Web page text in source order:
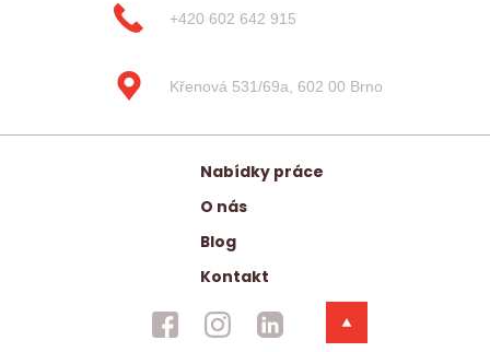
+420 602 642 915
Křenová 531/69a, 602 00 Brno
Nabídky práce
O nás
Blog
Kontakt